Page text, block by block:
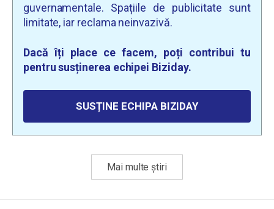
guvernamentale. Spațiile de publicitate sunt
limitate, iar reclama neinvazivă.
Dacă îți place ce facem, poți contribui tu
pentru susținerea echipei Biziday.
SUSȚINE ECHIPA BIZIDAY
Mai multe știri